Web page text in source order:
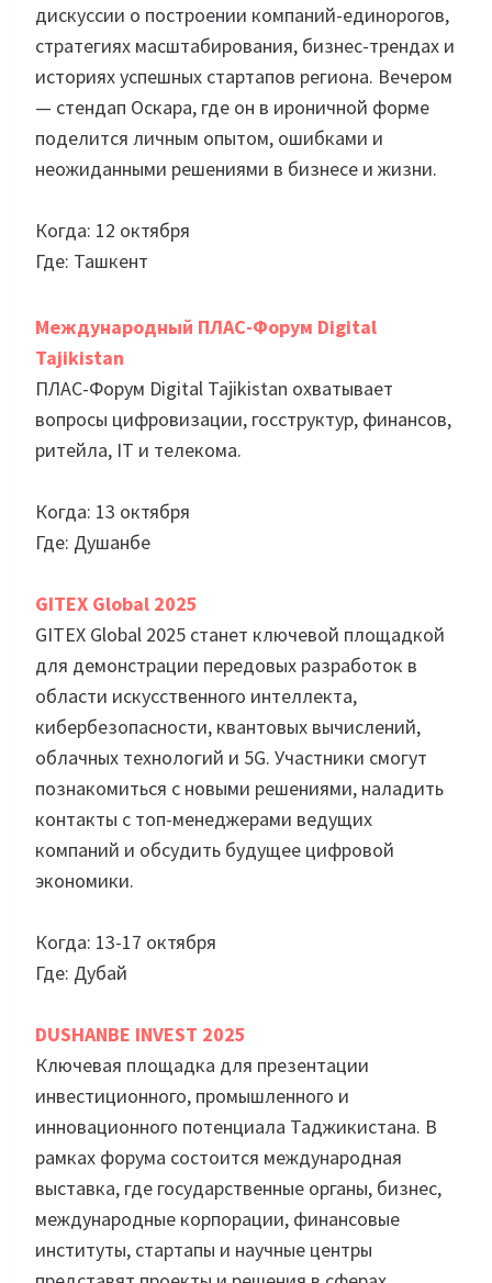
дискуссии о построении компаний-единорогов,
стратегиях масштабирования, бизнес-трендах и
историях успешных стартапов региона. Вечером
— стендап Оскара, где он в ироничной форме
поделится личным опытом, ошибками и
неожиданными решениями в бизнесе и жизни.
Когда: 12 октября
Где: Ташкент
Международный ПЛАС-Форум Digital
Tajikistan
ПЛАС-Форум Digital Tajikistan охватывает
вопросы цифровизации, госструктур, финансов,
ритейла, IT и телекома.
Когда: 13 октября
Где: Душанбе
GITEX Global 2025
GITEX Global 2025 станет ключевой площадкой
для демонстрации передовых разработок в
области искусственного интеллекта,
кибербезопасности, квантовых вычислений,
облачных технологий и 5G. Участники смогут
познакомиться с новыми решениями, наладить
контакты с топ-менеджерами ведущих
компаний и обсудить будущее цифровой
экономики.
Когда: 13-17 октября
Где: Дубай
DUSHANBE INVEST 2025
Ключевая площадка для презентации
инвестиционного, промышленного и
инновационного потенциала Таджикистана. В
рамках форума состоится международная
выставка, где государственные органы, бизнес,
международные корпорации, финансовые
институты, стартапы и научные центры